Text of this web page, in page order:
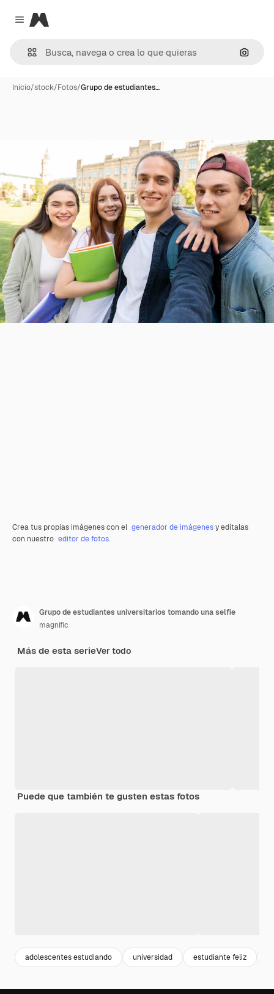
Close menu
Magnific
Inicio/stock/Fotos/Grupo de estudiantes…
Crea tus propias imágenes con el generador de imágenesy edítalas
con nuestro editor de fotos.
Grupo de estudiantes universitarios tomando una selfie
magnific
Más de esta serieVer todo
Puede que también te gusten estas fotos
adolescentes estudiando universidad estudiante feliz